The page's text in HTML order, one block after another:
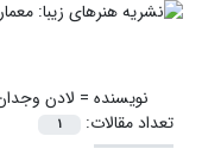
نویسنده = لادن
تعداد مقالات:
1